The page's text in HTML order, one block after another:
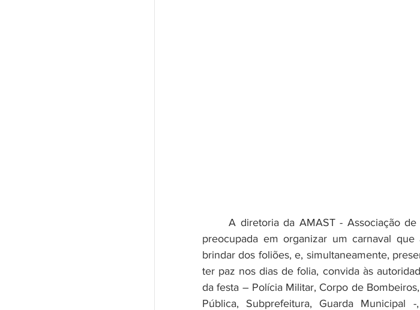
      A diretoria da AMAST - Associação de Moradores de Santa Teresa -,
preocupada em organizar um carnaval
brindar dos foliões, e, simultaneamente,
ter paz nos dias de folia, convida às
da festa – Polícia Militar, Corpo de
Pública, Subprefeitura, Guarda Municipal